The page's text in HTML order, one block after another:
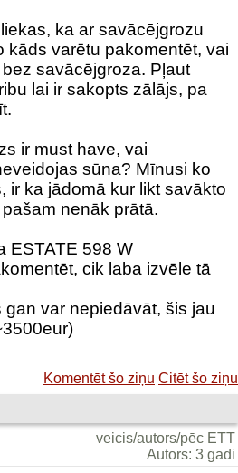
ka ar savācējgrozu
kāds varētu pakomentēt, vai
savācējgroza. Pļaut
lai ir sakopts zālājs, pa
ir must have, vai
sūna? Mīnusi ko
ir ka jādomā kur likt savākto
nenāk prātā.
ESTATE 598 W
cik laba izvēle tā
var nepiedāvāt, šis jau
Komentēt šo ziņu Citēt šo ziņu
veicis/autors/pēc ETT
Autors: 3 gadi